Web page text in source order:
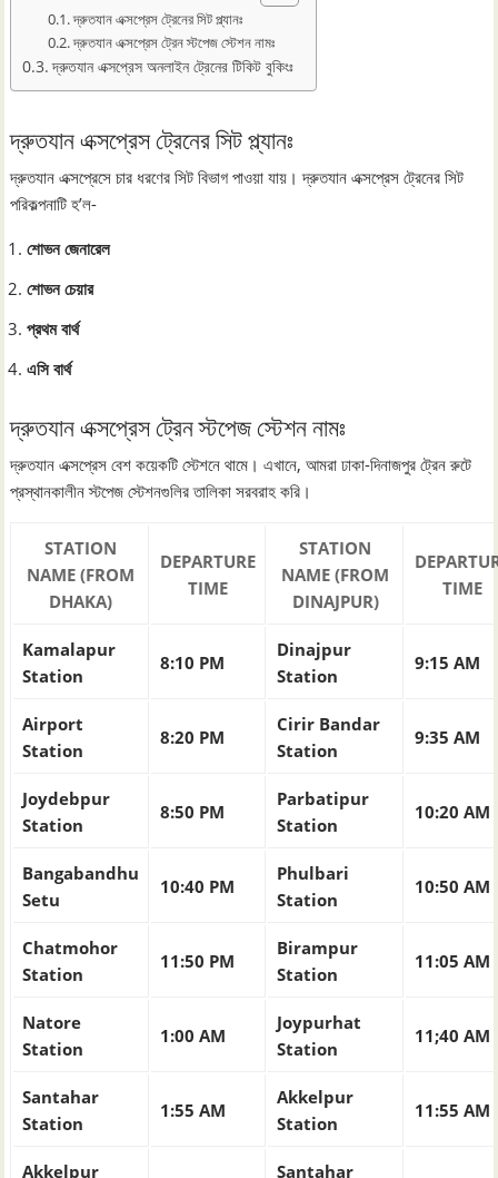
দ্রুতযান এক্সপ্রেস ট্রেনের সিট প্ল্যানঃ
দ্রুতযান এক্সপ্রেস ট্রেন স্টপেজ স্টেশন নামঃ
দ্রুতযান এক্সপ্রেস অনলাইন ট্রেনের টিকিট বুকিংঃ
দ্রুতযান এক্সপ্রেস ট্রেনের সিট প্ল্যানঃ
দ্রুতযান এক্সপ্রেসে চার ধরণের সিট বিভাগ পাওয়া যায়। দ্রুতযান এক্সপ্রেস ট্রেনের সিট
পরিকল্পনাটি হ’ল-
শোভন জেনারেল
শোভন চেয়ার
প্রথম বার্থ
এসি বার্থ
দ্রুতযান এক্সপ্রেস ট্রেন স্টপেজ স্টেশন নামঃ
দ্রুতযান এক্সপ্রেস বেশ কয়েকটি স্টেশনে থামে। এখানে, আমরা ঢাকা-দিনাজপুর ট্রেন রুটে
প্রস্থানকালীন স্টপেজ স্টেশনগুলির তালিকা সরবরাহ করি।
STATION
NAME (FROM
DHAKA)
DEPARTURE
TIME
STATION
NAME (FROM
DINAJPUR)
TIME
Kamalapur
Station
8:10 PM
Dinajpur
Station
9:15 AM
Airport
Station
8:20 PM
Cirir Bandar
Station
9:35 AM
Joydebpur
Station
8:50 PM
Parbatipur
Station
10:20 AM
Bangabandhu
Setu
10:40 PM
Phulbari
Station
10:50 AM
Chatmohor
Station
11:50 PM
Birampur
Station
11:05 AM
Natore
Station
1:00 AM
Joypurhat
Station
11;40 AM
Santahar
Station
1:55 AM
Akkelpur
Station
11:55 AM
Akkelpur Santahar